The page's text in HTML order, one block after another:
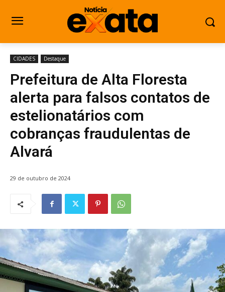
CIDADES Destaque
Prefeitura de Alta Floresta
alerta para falsos contatos de
estelionatários com
cobranças fraudulentas de
Alvará
29 de outubro de 2024